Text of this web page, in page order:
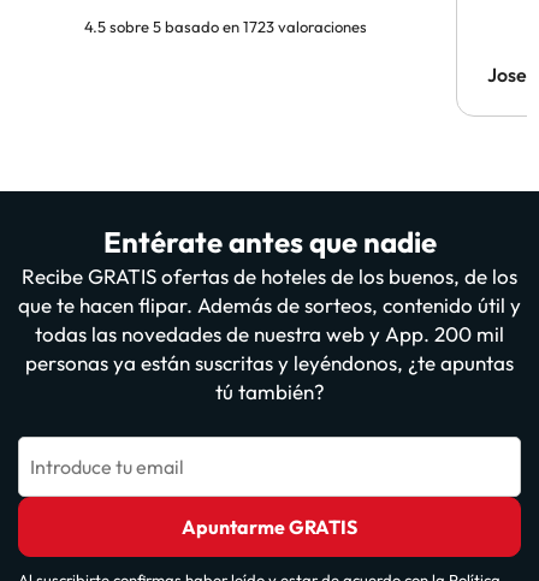
4.5 sobre 5 basado en 1723 valoraciones
Jose
Entérate antes que nadie
Recibe GRATIS ofertas de hoteles de los buenos, de los
que te hacen flipar. Además de sorteos, contenido útil y
todas las novedades de nuestra web y App. 200 mil
personas ya están suscritas y leyéndonos, ¿te apuntas
tú también?
Introduce tu email
Apuntarme GRATIS